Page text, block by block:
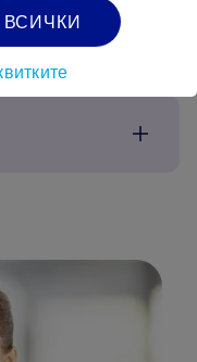
и имунната